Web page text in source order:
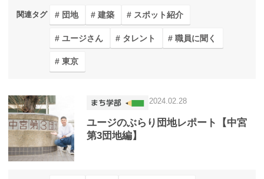
関連タグ 団地 建築 スポット紹介
ユージさん タレント 職員に聞く
東京
ユージのぶらり団地レポート【中宮
第3団地編】
2024.02.28